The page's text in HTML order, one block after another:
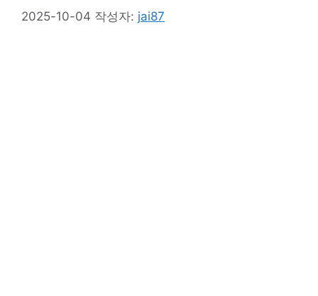
2025-10-04 작성자: jai87